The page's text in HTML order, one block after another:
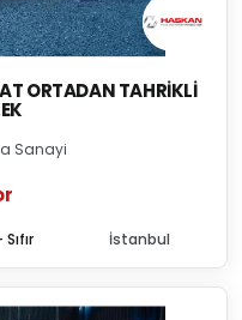
ORTADAN TAHRIKLI
Sanayi
İstanbul